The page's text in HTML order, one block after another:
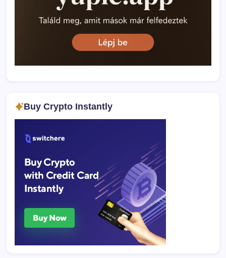
Buy Crypto Instantly